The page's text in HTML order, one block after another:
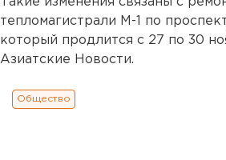
тепломагистрали М-1 по
который продлится с 27 по 30
Азиатские Новости.
Общество